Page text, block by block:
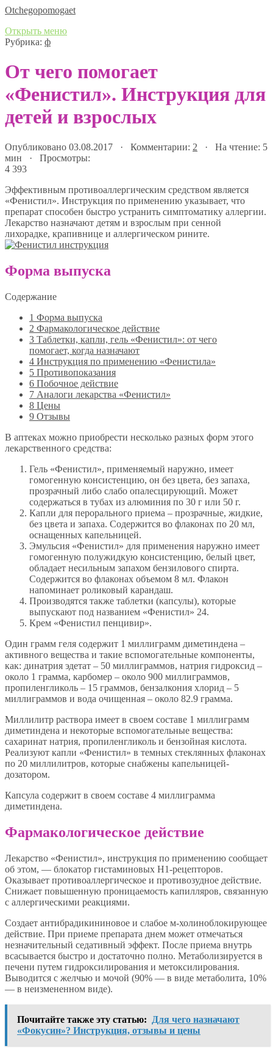
Оtchegopomogaet
Открыть меню
Рубрика: ф
От чего помогает
«Фенистил». Инструкция для
детей и взрослых
Опубликовано 03.08.2017 · Комментарии: 2 · На чтение: 5
мин · Просмотры:
4 393
Эффективным противоаллергическим средством является
«Фенистил». Инструкция по применению указывает, что
препарат способен быстро устранить симптоматику аллергии.
Лекарство назначают детям и взрослым при сенной
лихорадке, крапивнице и аллергическом рините.
Форма выпуска
Содержание
1 Форма выпуска
2 Фармакологическое действие
3 Таблетки, капли, гель «Фенистил»: от чего
помогает, когда назначают
4 Инструкция по применению «Фенистила»
5 Противопоказания
6 Побочное действие
7 Аналоги лекарства «Фенистил»
8 Цены
9 Отзывы
В аптеках можно приобрести несколько разных форм этого
лекарственного средства:
Гель «Фенистил», применяемый наружно, имеет
гомогенную консистенцию, он без цвета, без запаха,
прозрачный либо слабо опалесцирующий. Может
содержаться в тубах из алюминия по 30 г или 50 г.
Капли для перорального приема – прозрачные, жидкие,
без цвета и запаха. Содержится во флаконах по 20 мл,
оснащенных капельницей.
Эмульсия «Фенистил» для применения наружно имеет
гомогенную полужидкую консистенцию, белый цвет,
обладает несильным запахом бензилового спирта.
Содержится во флаконах объемом 8 мл. Флакон
напоминает роликовый карандаш.
Производятся также таблетки (капсулы), которые
выпускают под названием «Фенистил» 24.
Крем «Фенистил пенцивир».
Один грамм геля содержит 1 миллиграмм диметиндена –
активного вещества и такие вспомогательные компоненты,
как: динатрия эдетат – 50 миллиграммов, натрия гидроксид –
около 1 грамма, карбомер – около 900 миллиграммов,
пропиленгликоль – 15 граммов, бензалкония хлорид – 5
миллиграммов и вода очищенная – около 82.9 грамма.
Миллилитр раствора имеет в своем составе 1 миллиграмм
диметиндена и некоторые вспомогательные вещества:
сахаринат натрия, пропиленгликоль и бензойная кислота.
Реализуют капли «Фенистил» в темных стеклянных флаконах
по 20 миллилитров, которые снабжены капельницей-
дозатором.
Капсула содержит в своем составе 4 миллиграмма
диметиндена.
Фармакологическое действие
Лекарство «Фенистил», инструкция по применению сообщает
об этом, — блокатор гистаминовых H1-рецепторов.
Оказывает противоаллергическое и противозудное действие.
Снижает повышенную проницаемость капилляров, связанную
с аллергическими реакциями.
Создает антибрадикининовое и слабое м-холиноблокирующее
действие. При приеме препарата днем может отмечаться
незначительный седативный эффект. После приема внутрь
всасывается быстро и достаточно полно. Метаболизируется в
печени путем гидроксилирования и метоксилирования.
Выводится с желчью и мочой (90% — в виде метаболита, 10%
— в неизмененном виде).
Почитайте также эту статью:
Для чего назначают
«Фокусин»? Инструкция, отзывы и цены